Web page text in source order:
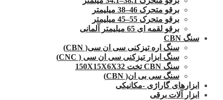
برقو متحرک 46–38 میلیمتر
برقو متحرک 55–45 میلیمتر
برقو لقمه ای 65 میلیمتر آلمانی
سنگ CBN
سنگ اره تیزکنی سی ان سی( CBN)
سنگ ابزار تیزکنی سی ان سی ( CNC)
سنگ CBN تخت 150X15X6X32
سنگ سی بی ان( CBN)
ابزارهای گاراژی -مکانیکی
ابزار آلات برقی